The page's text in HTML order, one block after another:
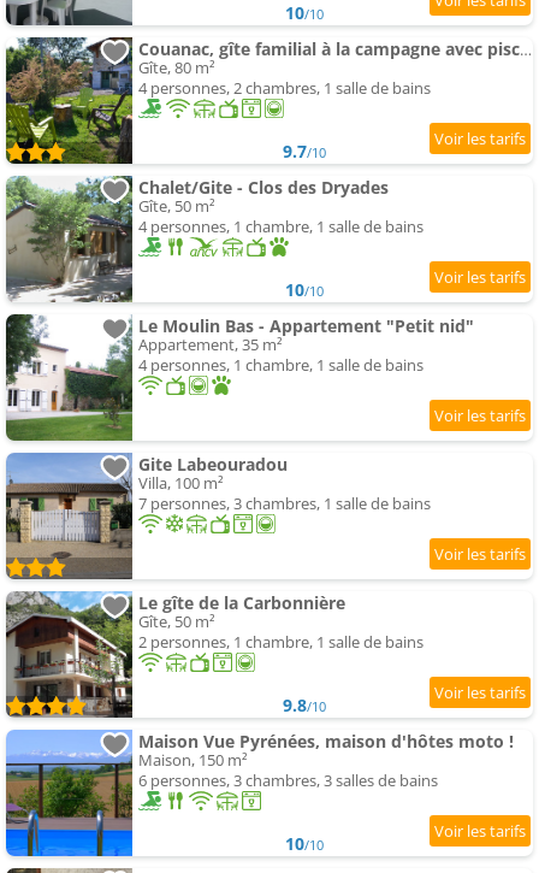
10/10
Couanac, gîte familial à la campagne avec piscine
Gîte, 80 m²
4 personnes, 2 chambres, 1 salle de bains
9.7/10
Chalet/Gite - Clos des Dryades
Gîte, 50 m²
4 personnes, 1 chambre, 1 salle de bains
10/10
Le Moulin Bas - Appartement "Petit nid"
Appartement, 35 m²
4 personnes, 1 chambre, 1 salle de bains
Gite Labeouradou
Villa, 100 m²
7 personnes, 3 chambres, 1 salle de bains
Le gîte de la Carbonnière
Gîte, 50 m²
2 personnes, 1 chambre, 1 salle de bains
9.8/10
Maison Vue Pyrénées, maison d'hôtes moto !
Maison, 150 m²
6 personnes, 3 chambres, 3 salles de bains
10/10